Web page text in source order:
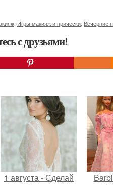
Игры макияж и прически Вечерние
с друзьями!
1 августа - Сделай